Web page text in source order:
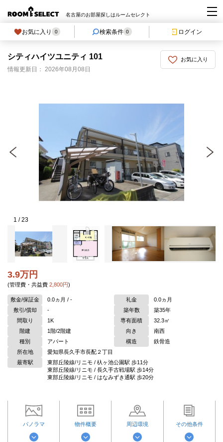
名古屋のお部屋探しはルームセレクト
お気に入り 0 検索条件 0 ログイン
お気に入り
シティハイツユニティ 101
情報更新日： 2026年08月08日
1 /23
3.9万円
(管理費・共益費 2,800円)
敷金/保証金 0.0ヵ月 / - 礼金
0.0ヵ月
敷引/償却
- 築年数
築35年
間取り
1K 専有面積
32.3㎡
階建
1階/2階建 向き
南西
種別
アパート 構造
鉄骨造
所在地
愛知県長久手市長配２丁目
最寄駅
東部丘陵線/リニモ / 杁ヶ池公園駅 歩11分
東部丘陵線/リニモ / 長久手古戦場駅 歩14分
東部丘陵線/リニモ / はなみずき通駅 歩20分
パノラマ 物件概要 周辺環境 その他条件